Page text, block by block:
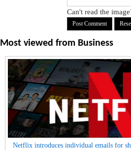
Can't read the
Most viewed from Business
Netflix introduces individual emails for